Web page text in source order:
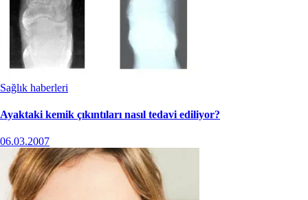
Sağlık haberleri
Ayaktaki kemik çıkıntıları nasıl tedavi ediliyor?
06.03.2007